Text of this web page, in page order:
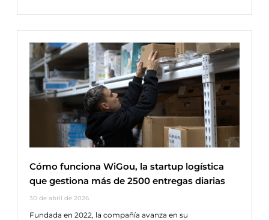
Cómo funciona WiGou, la startup logística
que gestiona más de 2500 entregas diarias
30 de abril de 2026
Fundada en 2022, la compañía avanza en su